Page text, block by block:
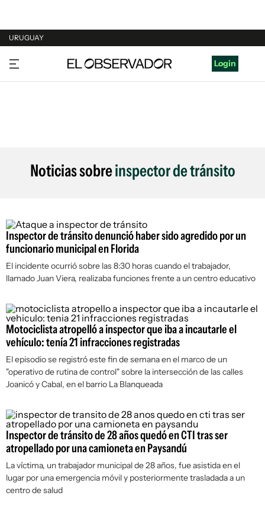
URUGUAY
URUGUAY
ARGENTINA
Login
Noticias sobreinspector de tránsito
Inspector de tránsito denunció haber sido agredido por un
funcionario municipal en Florida
El incidente ocurrió sobre las 8:30 horas cuando el trabajador,
llamado Juan Viera, realizaba funciones frente a un centro educativo
Motociclista atropelló a inspector que iba a incautarle el
vehículo: tenía 21 infracciones registradas
El episodio se registró este fin de semana en el marco de un
"operativo de rutina de control" sobre la intersección de las calles
Joanicó y Cabal, en el barrio La Blanqueada
Inspector de tránsito de 28 años quedó en CTI tras ser
atropellado por una camioneta en Paysandú
La víctima, un trabajador municipal de 28 años, fue asistida en el
lugar por una emergencia móvil y posteriormente trasladada a un
centro de salud